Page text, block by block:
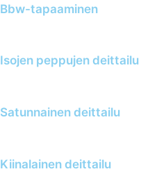
Bbw-tapaaminen
Isojen peppujen deittailu
Satunnainen deittailu
Kiinalainen deittailu